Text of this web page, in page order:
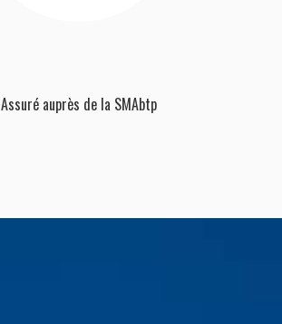
Assuré auprès de la SMAbtp